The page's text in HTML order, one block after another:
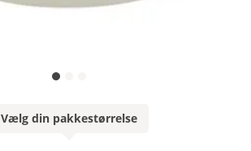
Vælg din pakkestørrelse